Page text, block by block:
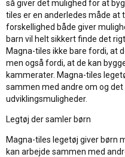
så giver det mulighed for at
tiles er en anderledes måde
forskellighed både giver
barn vil helt sikkert finde det
Magna-tiles ikke bare fordi, at
men også fordi, at de kan
kammerater. Magna-tiles
sammen med andre om og
udviklingsmuligheder.
Legtøj der samler børn
Magna-tiles legetøj giver børn
kan arbejde sammen med